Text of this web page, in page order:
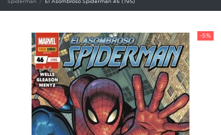
Spiderman
El Asombroso Spiderman 46 (195)
-5%